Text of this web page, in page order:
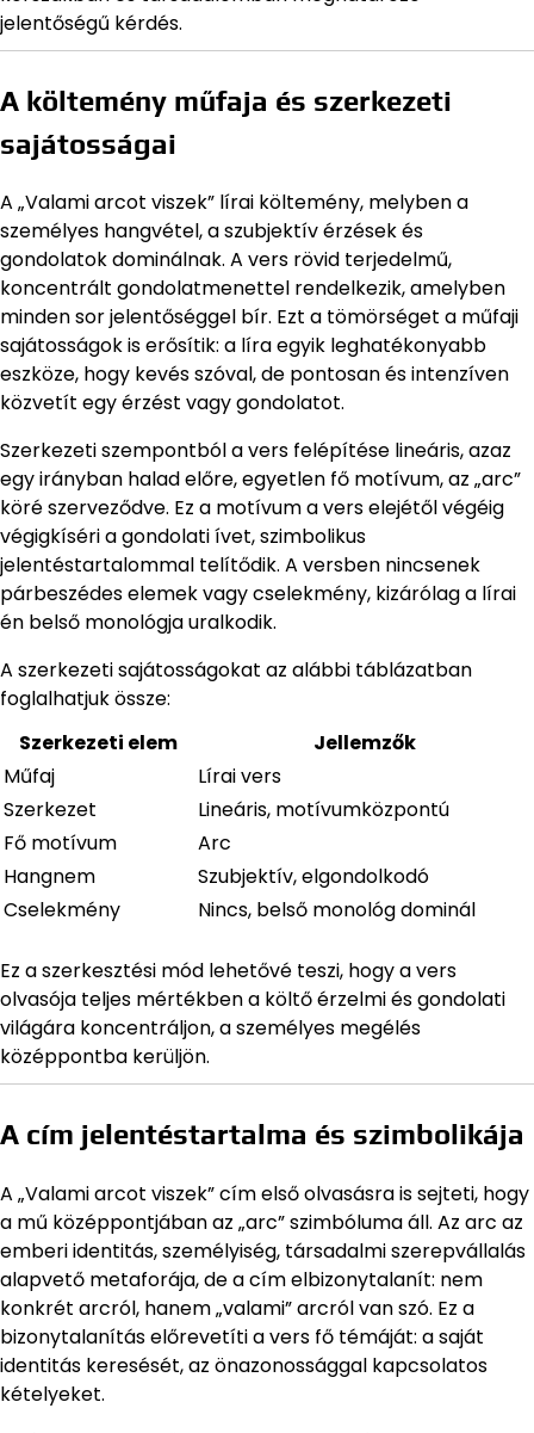
jelentőségű kérdés.
A költemény műfaja és szerkezeti
sajátosságai
A „Valami arcot viszek” lírai költemény, melyben a
személyes hangvétel, a szubjektív érzések és
gondolatok dominálnak. A vers rövid terjedelmű,
koncentrált gondolatmenettel rendelkezik, amelyben
minden sor jelentőséggel bír. Ezt a tömörséget a műfaji
sajátosságok is erősítik: a líra egyik leghatékonyabb
eszköze, hogy kevés szóval, de pontosan és intenzíven
közvetít egy érzést vagy gondolatot.
Szerkezeti szempontból a vers felépítése lineáris, azaz
egy irányban halad előre, egyetlen fő motívum, az „arc”
köré szerveződve. Ez a motívum a vers elejétől végéig
végigkíséri a gondolati ívet, szimbolikus
jelentéstartalommal telítődik. A versben nincsenek
párbeszédes elemek vagy cselekmény, kizárólag a lírai
én belső monológja uralkodik.
A szerkezeti sajátosságokat az alábbi táblázatban
foglalhatjuk össze:
Szerkezeti elem
Jellemzők
Műfaj
Lírai vers
Szerkezet
Lineáris, motívumközpontú
Fő motívum
Arc
Hangnem
Szubjektív, elgondolkodó
Cselekmény
Nincs, belső monológ dominál
Ez a szerkesztési mód lehetővé teszi, hogy a vers
olvasója teljes mértékben a költő érzelmi és gondolati
világára koncentráljon, a személyes megélés
középpontba kerüljön.
A cím jelentéstartalma és szimbolikája
A „Valami arcot viszek” cím első olvasásra is sejteti, hogy
a mű középpontjában az „arc” szimbóluma áll. Az arc az
emberi identitás, személyiség, társadalmi szerepvállalás
alapvető metaforája, de a cím elbizonytalanít: nem
konkrét arcról, hanem „valami” arcról van szó. Ez a
bizonytalanítás előrevetíti a vers fő témáját: a saját
identitás keresését, az önazonossággal kapcsolatos
kételyeket.